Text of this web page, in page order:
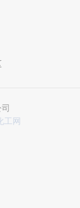
工网